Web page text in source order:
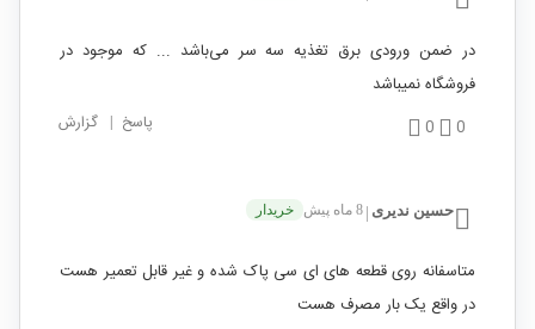
در ضمن ورودی برق تغذیه سه سر می‌باشد ... که موجود در
فروشگاه نمیباشد
0
0 پاسخ | گزارش
حسین ندیری 8 ماه پیش خریدار
متاسفانه روی قطعه های ای سی پاک شده و غیر قابل تعمیر هست
در واقع یک بار مصرف هست